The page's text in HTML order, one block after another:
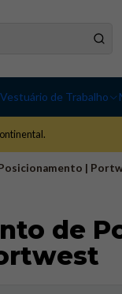
Vestuário de Trabalho
|
de